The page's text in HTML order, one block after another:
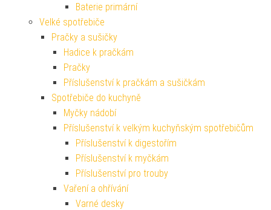
Baterie primární
Velké spotřebiče
Pračky a sušičky
Hadice k pračkám
Pračky
Příslušenství k pračkám a sušičkám
Spotřebiče do kuchyně
Myčky nádobí
Příslušenství k velkým kuchyňským spotřebičům
Příslušenství k digestořím
Příslušenství k myčkám
Příslušenství pro trouby
Vaření a ohřívání
Varné desky